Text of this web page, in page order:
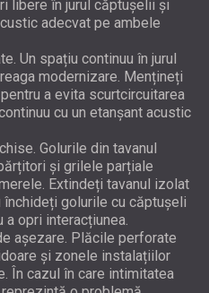
libere în jurul căptușelii și
adecvat pe ambele
Un spațiu continuu în jurul
modernizare. Mențineți
a evita scurtcircuitarea
cu un etanșant acustic
Golurile din tavanul
și grilele parțiale
Extindeți tavanul izolat
golurile cu căptușeli
a opri interacțiunea.
așezare. Plăcile perforate
și zonele instalațiilor
În cazul în care intimitatea